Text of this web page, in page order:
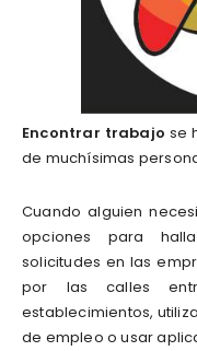
Encontrar trabajo se
de muchísimas
Cuando alguien
opciones para
solicitudes en las
por las calles
establecimientos,
de empleo o usar